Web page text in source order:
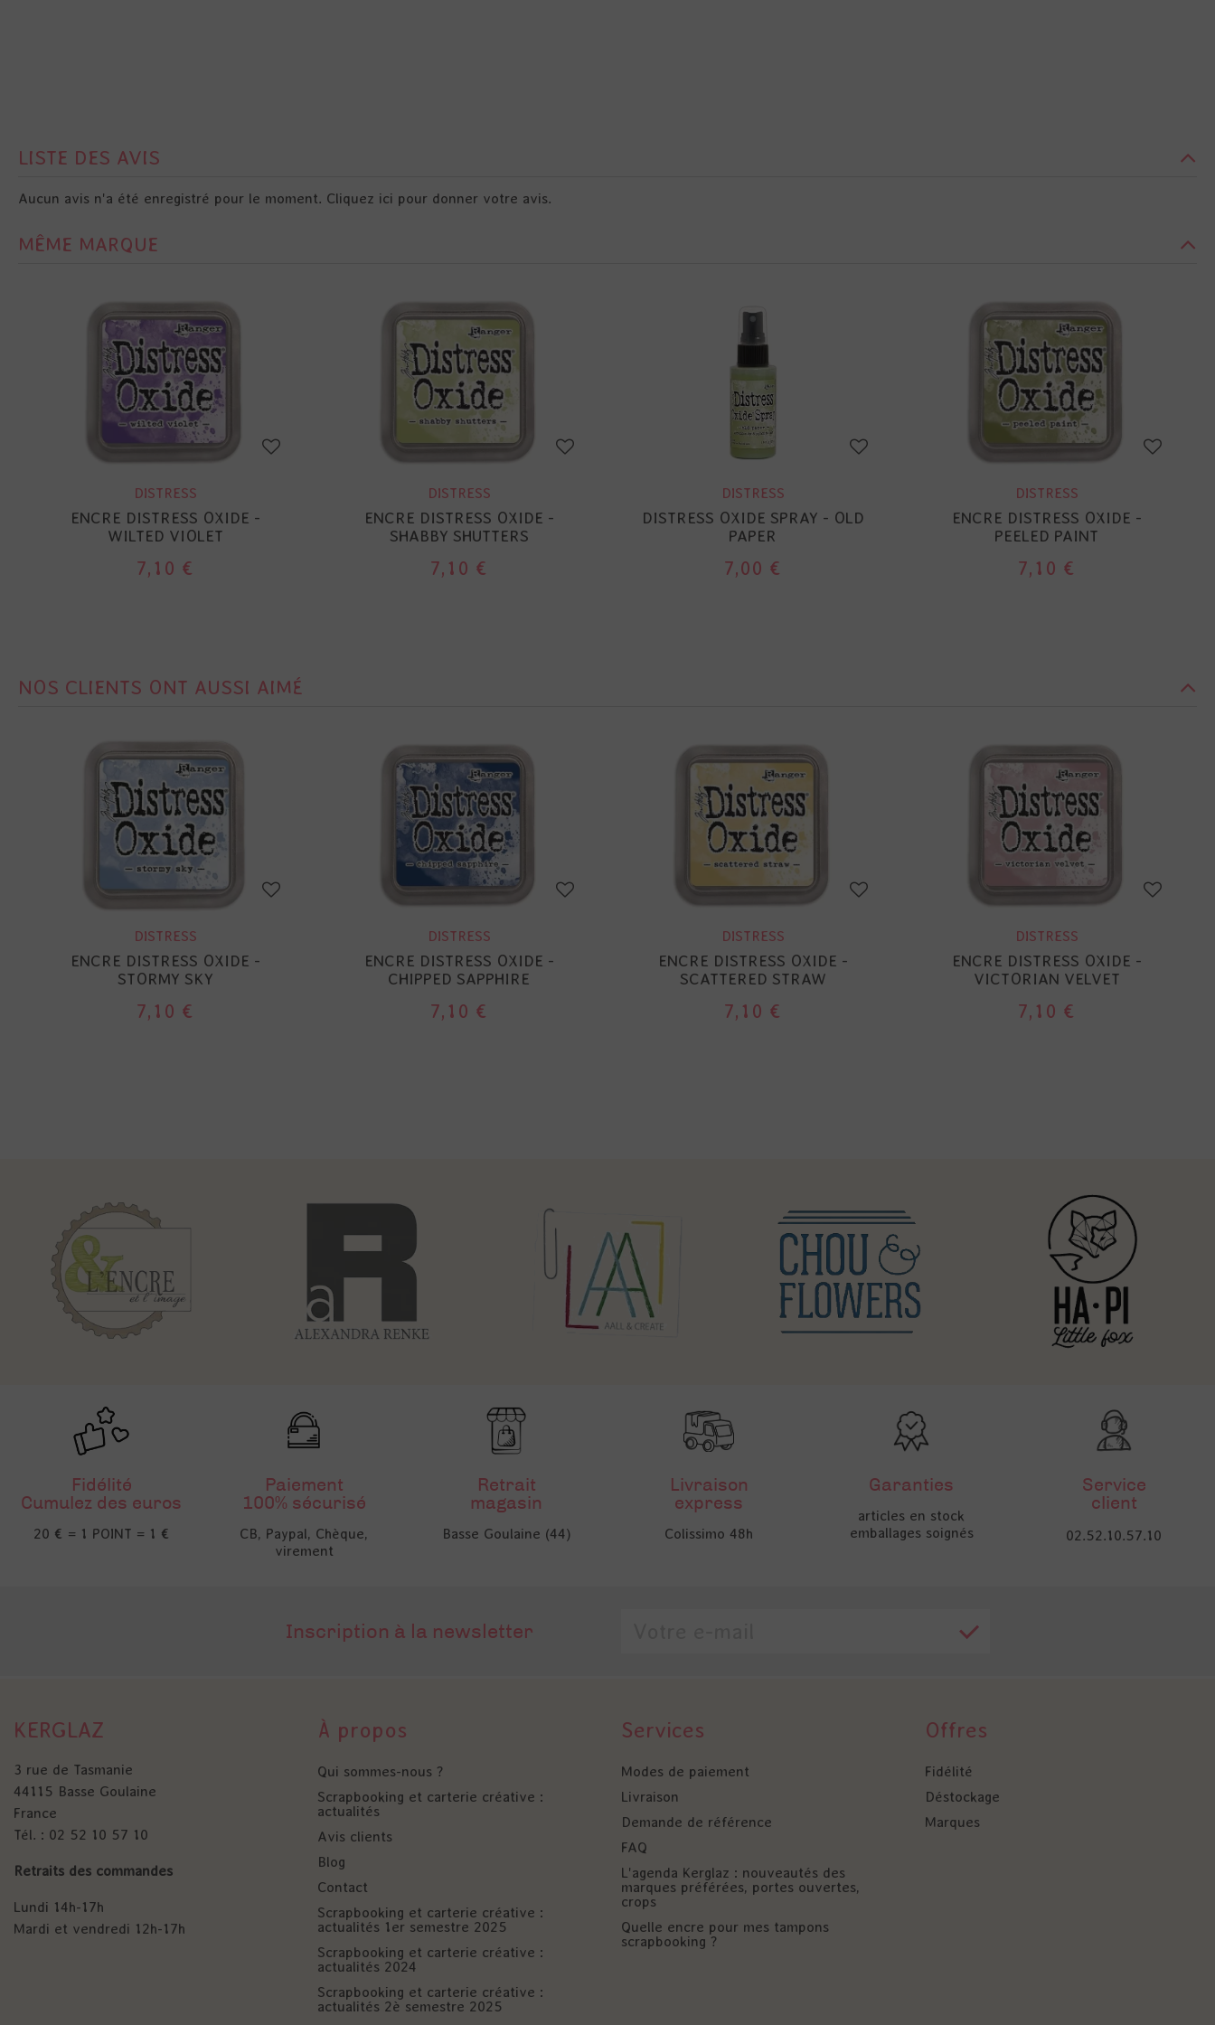
LISTE DES AVIS
Aucun avis n'a été enregistré pour le moment. Cliquez ici pour donner votre avis.
MÊME MARQUE
DISTRESS
ENCRE DISTRESS OXIDE -
WILTED VIOLET
7,10 €
DISTRESS
ENCRE DISTRESS OXIDE -
SHABBY SHUTTERS
7,10 €
DISTRESS
DISTRESS OXIDE SPRAY - OLD
PAPER
7,00 €
DISTRESS
ENCRE DISTRESS OXIDE -
PEELED PAINT
7,10 €
NOS CLIENTS ONT AUSSI AIMÉ
DISTRESS
ENCRE DISTRESS OXIDE -
STORMY SKY
7,10 €
DISTRESS
ENCRE DISTRESS OXIDE -
CHIPPED SAPPHIRE
7,10 €
DISTRESS
ENCRE DISTRESS OXIDE -
SCATTERED STRAW
7,10 €
DISTRESS
ENCRE DISTRESS OXIDE -
VICTORIAN VELVET
7,10 €
Fidélité
Cumulez des euros
20 € = 1 POINT = 1 €
Paiement
100% sécurisé
CB, Paypal, Chèque,
virement
Retrait
magasin
Basse Goulaine (44)
Livraison
express
Colissimo 48h
Garanties
articles en stock
emballages soignés
Service
client
02.52.10.57.10
Inscription à la newsletter
KERGLAZ
3 rue de Tasmanie
44115 Basse Goulaine
France
Tél. : 02 52 10 57 10
Retraits des commandes
Lundi 14h-17h
Mardi et vendredi 12h-17h
À propos
Qui sommes-nous ?
Scrapbooking et carterie créative :
actualités
Avis clients
Blog
Contact
Scrapbooking et carterie créative :
actualités 1er semestre 2025
Scrapbooking et carterie créative :
actualités 2024
Scrapbooking et carterie créative :
actualités 2è semestre 2025
Services
Modes de paiement
Livraison
Demande de référence
FAQ
L'agenda Kerglaz : nouveautés des
marques préférées, portes ouvertes,
crops
Quelle encre pour mes tampons
scrapbooking ?
Offres
Fidélité
Déstockage
Marques